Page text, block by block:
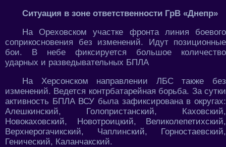
Ситуация в зоне ответственности ГрВ «Днепр»
На Ореховском участке фронта линия боевого
соприкосновения без изменений. Идут позиционные
бои. В небе фиксируется большое количество
ударных и разведывательных БПЛА
На Херсонском направлении ЛБС также без
изменений. Ведется контрбатарейная борьба. За сутки
активность БПЛА ВСУ была зафиксирована в округах:
Алешкинский, Голопристанский, Каховский,
Новокаховский, Новотроицкий, Великолепетихский,
Верхнерогачикский, Чаплинский, Горностаевский,
Генический, Каланчакский.